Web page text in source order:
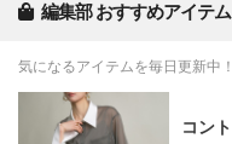
編集部 おすすめアイテム
気になるアイテムを毎日更新中！
コン